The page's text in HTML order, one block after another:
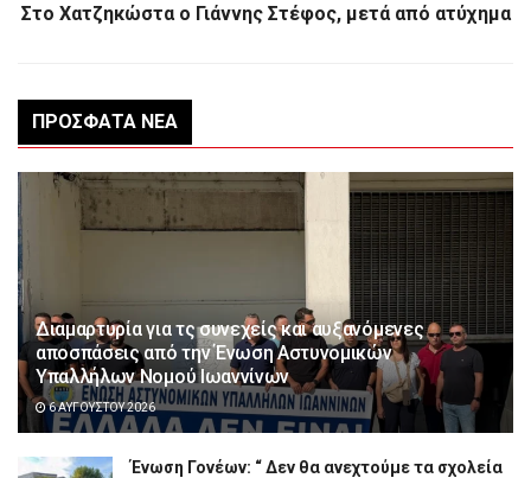
Στο Χατζηκώστα ο Γιάννης Στέφος, μετά από ατύχημα
ΠΡΌΣΦΑΤΑ ΝΈΑ
Διαμαρτυρία για τς συνεχείς και αυξανόμενες
αποσπάσεις από την Ένωση Αστυνομικών
Υπαλλήλων Νομού Ιωαννίνων
6 ΑΥΓΟΎΣΤΟΥ 2026
Ένωση Γονέων: “ Δεν θα ανεχτούμε τα σχολεία